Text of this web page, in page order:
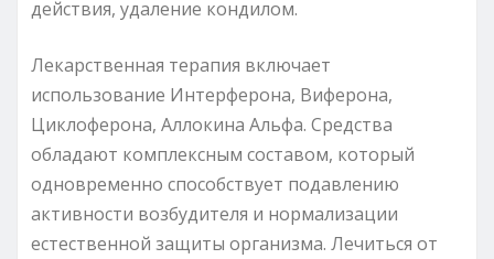
действия, удаление кондилом.
Лекарственная терапия включает
использование Интерферона, Виферона,
Циклоферона, Аллокина Альфа. Средства
обладают комплексным составом, который
одновременно способствует подавлению
активности возбудителя и нормализации
естественной защиты организма. Лечиться от